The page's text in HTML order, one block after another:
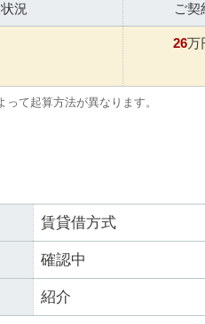
況 ご契
26万
て起算方法が異なります。
賃貸借方式
確認中
紹介